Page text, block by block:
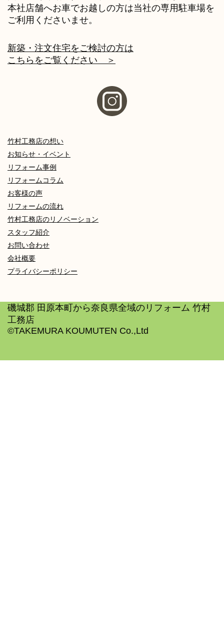
本社店舗へお車でお越しの方は当社の専用駐車場を
ご利用くださいませ。
新築・注文住宅をご検討の方は
こちらをご覧ください ＞
竹村工務店の想い
お知らせ・イベント
リフォーム事例
リフォームコラム
お客様の声
リフォームの流れ
竹村工務店のリノベーション
スタッフ紹介
お問い合わせ
会社概要
プライバシーポリシー
磯城郡 田原本町から奈良県全域のリフォーム 竹村
工務店
©TAKEMURA KOUMUTEN Co.,Ltd